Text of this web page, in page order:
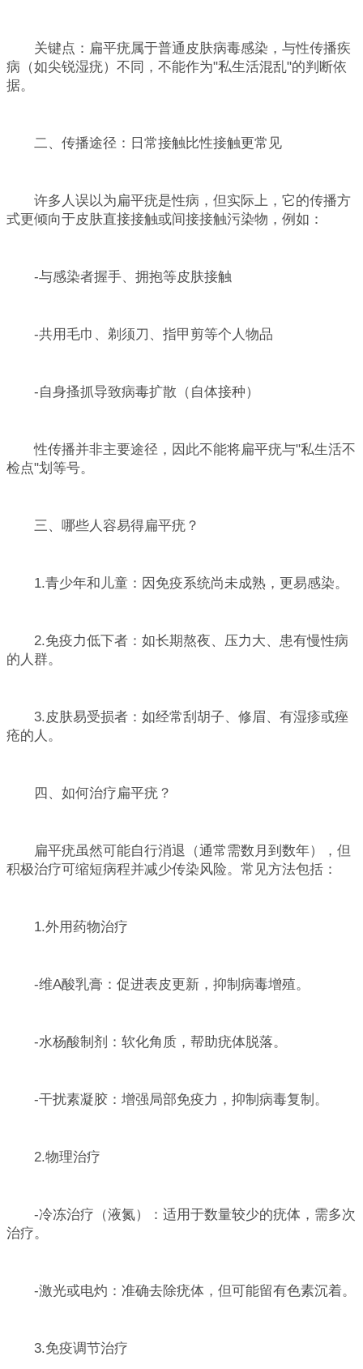
关键点：扁平疣属于普通皮肤病毒感染，与性传播疾
病（如尖锐湿疣）不同，不能作为"私生活混乱"的判断依
据。
二、传播途径：日常接触比性接触更常见
许多人误以为扁平疣是性病，但实际上，它的传播方
式更倾向于皮肤直接接触或间接接触污染物，例如：
-与感染者握手、拥抱等皮肤接触
-共用毛巾、剃须刀、指甲剪等个人物品
-自身搔抓导致病毒扩散（自体接种）
性传播并非主要途径，因此不能将扁平疣与"私生活不
检点"划等号。
三、哪些人容易得扁平疣？
1.青少年和儿童：因免疫系统尚未成熟，更易感染。
2.免疫力低下者：如长期熬夜、压力大、患有慢性病
的人群。
3.皮肤易受损者：如经常刮胡子、修眉、有湿疹或痤
疮的人。
四、如何治疗扁平疣？
扁平疣虽然可能自行消退（通常需数月到数年），但
积极治疗可缩短病程并减少传染风险。常见方法包括：
1.外用药物治疗
-维A酸乳膏：促进表皮更新，抑制病毒增殖。
-水杨酸制剂：软化角质，帮助疣体脱落。
-干扰素凝胶：增强局部免疫力，抑制病毒复制。
2.物理治疗
-冷冻治疗（液氮）：适用于数量较少的疣体，需多次
治疗。
-激光或电灼：准确去除疣体，但可能留有色素沉着。
3.免疫调节治疗